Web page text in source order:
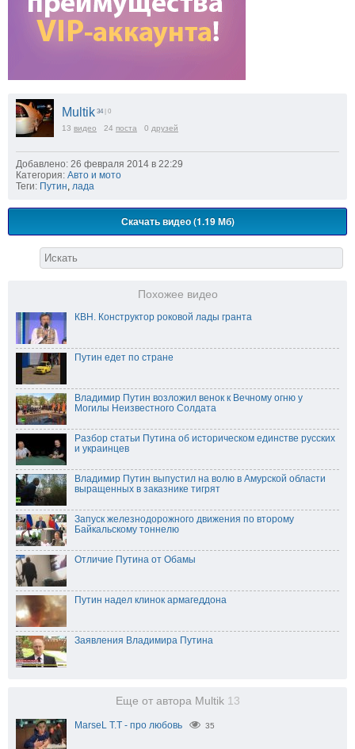
Multik 34 | 0
13 видео 24 поста 0 друзей
Добавлено: 26 февраля 2014 в 22:29
Категория: Авто и мото
Теги: Путин лада
Скачать видео (1.19 Мб)
Похожее видео
КВН. Конструктор роковой лады гранта
Путин едет по стране
Владимир Путин возложил венок к Вечному огню у
Могилы Неизвестного Солдата
Разбор статьи Путина об историческом единстве русских
и украинцев
Владимир Путин выпустил на волю в Амурской области
выращенных в заказнике тигрят
Запуск железнодорожного движения по второму
Байкальскому тоннелю
Отличие Путина от Обамы
Путин надел клинок армагеддона
Заявления Владимира Путина
Еще от автора Multik 13
МarseL T.T - про любовь 35